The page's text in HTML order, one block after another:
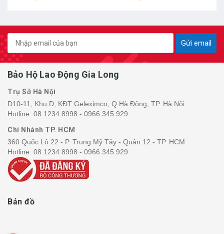
Gửi email
Bảo Hộ Lao Động Gia Long
Trụ Sở Hà Nội
D10-11, Khu D, KĐT Geleximco, Q.Hà Đông, TP. Hà Nội
Hotline: 08.1234.8998 - 0966.345.929
Chi Nhánh TP. HCM
360 Quốc Lộ 22 - P. Trung Mỹ Tây - Quận 12 - TP. HCM
Hotline: 08.1234.8998 - 0966.345.929
Bản đồ